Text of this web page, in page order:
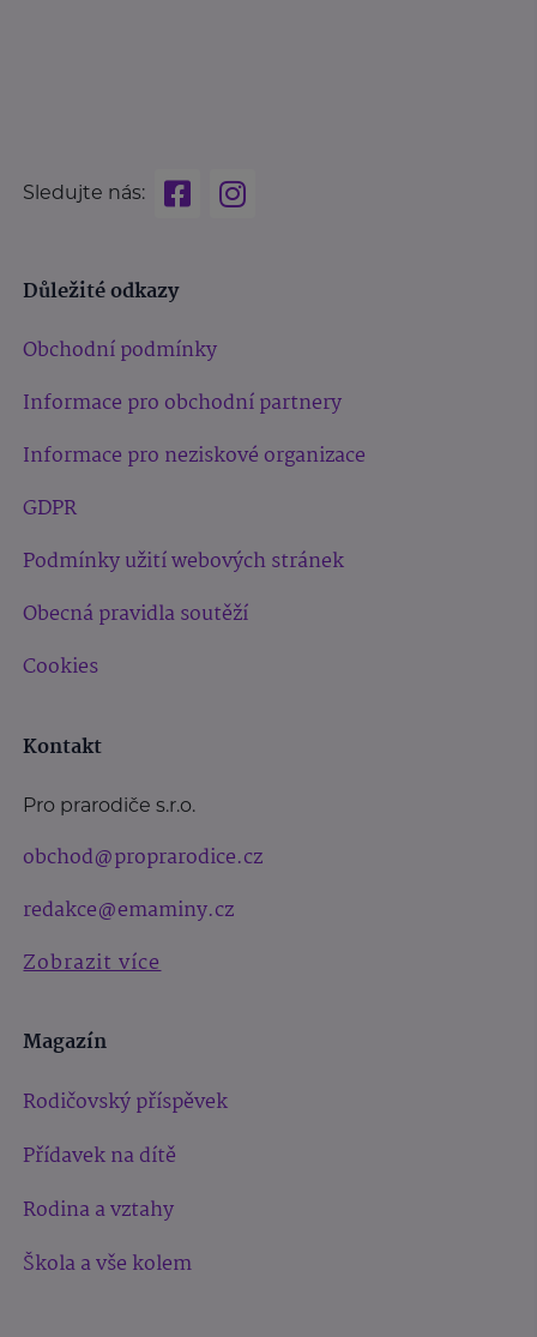
Sledujte nás:
Důležité odkazy
Obchodní podmínky
Informace pro obchodní partnery
Informace pro neziskové organizace
GDPR
Podmínky užití webových stránek
Obecná pravidla soutěží
Cookies
Kontakt
Pro prarodiče s.r.o.
obchod@proprarodice.cz
redakce@emaminy.cz
Zobrazit více
Magazín
Rodičovský příspěvek
Přídavek na dítě
Rodina a vztahy
Škola a vše kolem